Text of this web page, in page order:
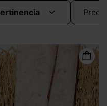
pertinencia precio